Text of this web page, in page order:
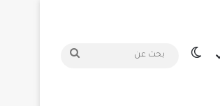
الوضع المظلم